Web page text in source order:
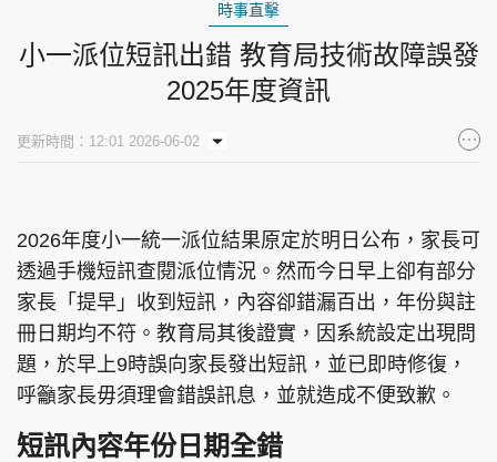
玄學靈異 東周專欄
東周刊 cazbuyer 東Touch
PCM 電腦廣場 星島頭條 星島日報
時事直擊
小一派位短訊出錯 教育局技術故障誤發
2025年度資訊
更新時間：12:01 2026-06-02
2026年度小一統一派位結果原定於明日公布，家長可
透過手機短訊查閱派位情況。然而今日早上卻有部分
家長「提早」收到短訊，內容卻錯漏百出，年份與註
冊日期均不符。教育局其後證實，因系統設定出現問
題，於早上9時誤向家長發出短訊，並已即時修復，
呼籲家長毋須理會錯誤訊息，並就造成不便致歉。
短訊內容年份日期全錯